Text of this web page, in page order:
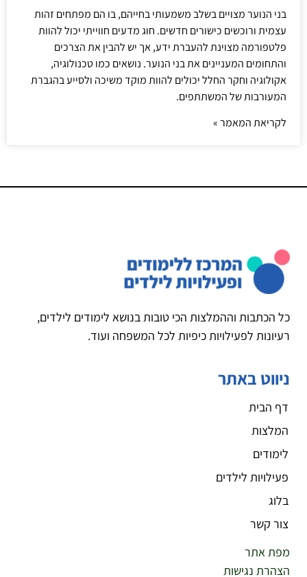
בני הנוער מצויים בשלב משמעותי בחייהם, בו הם מפתחים זהות
עצמית ורוכשים כישורים חדשים. חוג מדעים חווייתי יכול להוות
פלטפורמה מצוינת להעברת ידע, אך יש להבין את הצרכים
והתחומים המעניינים את בני הנוער. נושאים כמו טכנולוגיה,
אקולוגיה וחקר החלל יכולים להוות מוקד משיכה ולסייע בהגברת
המעורבות של המשתתפים.
לקריאת המאמר »
כל הכתבות וההמלצות הכי טובות בנושא לימודים לילדים,
רעיונות לפעילויות כיפיות לכל המשפחה ועוד.
ניווט באתר
דף הבית
המלצות
לימודים
פעילויות לילדים
בלוג
צור קשר
מפת אתר
הצהרת נגישות